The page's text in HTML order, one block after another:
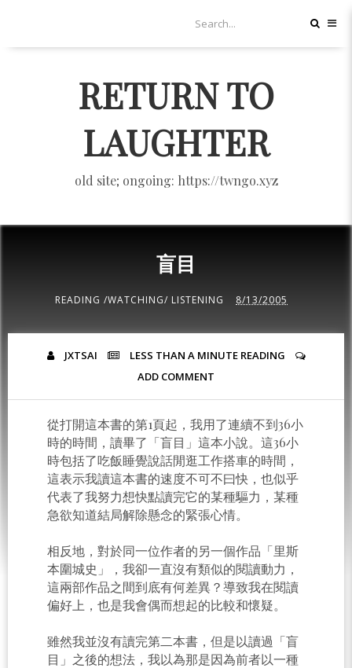
RETURN TO
LAUGHTER
old site; ongoing: https://twngo.xyz
盲目
READING /WATCHING/ LISTENING 8/13/2005
JXTSAI LESS THAN A MINUTEREADING
ADD COMMENT
從打開這本書的第1頁起，我用了連續不到36小
時的時間，讀畢了「盲目」這本小說。這36小
時包括了吃飯睡覺說話閒逛工作搭車的時間，
這表示我讀這本書的速度不可不曰快，也似乎
代表了我努力想快點讀完它的某種驅力，某種
急欲知道結局解除懸念的緊張心情。
相反地，對於同一位作者的另一個作品「里斯
本圍城史」，我卻一直沒有類似的閱讀動力，
這兩部作品之間到底有何差異？導致我在閱讀
偏好上，也是我會偶而想起的比較和懷疑。
雖然我並沒有讀完第二本書，但是以讀過「盲
目」之後的想法，我以為那是因為前者以一種